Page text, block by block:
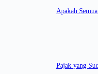
Apakah
Pajak yang